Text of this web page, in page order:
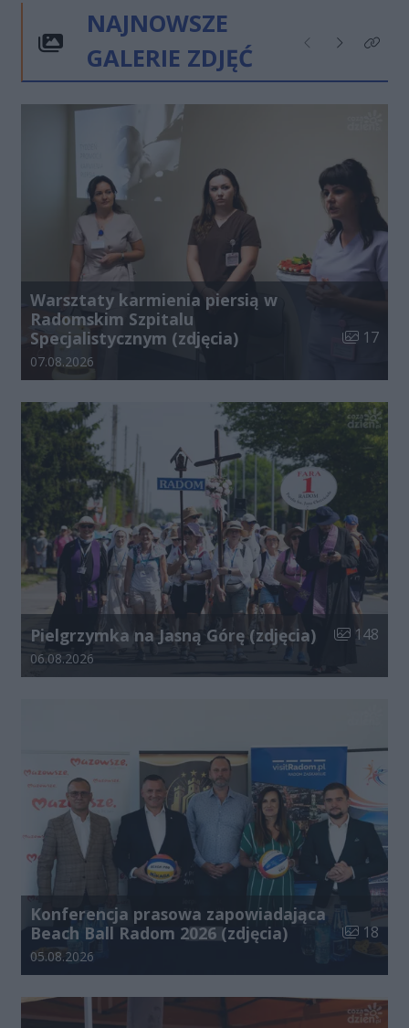
NAJNOWSZE
GALERIE ZDJĘĆ
Poprzednie
NastępneKliknij
Warsztaty karmienia piersią w
Radomskim Szpitalu
Specjalistycznym (zdjęcia)
Liczba
17
Data dodania galerii:
07.08.2026
Pielgrzymka na Jasną Górę (zdjęcia) Liczba
148
Data dodania galerii:
06.08.2026
Konferencja prasowa zapowiadająca
Beach Ball Radom 2026 (zdjęcia)
Liczba
18
Data dodania galerii:
05.08.2026